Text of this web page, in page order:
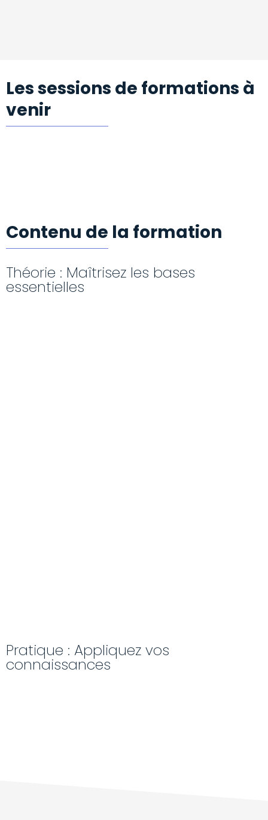
Les sessions de formations à
venir
Contenu de la formation
Théorie : Maîtrisez les bases
essentielles
Pratique : Appliquez vos
connaissances